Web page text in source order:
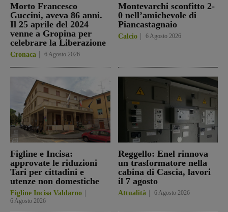
Morto Francesco
Guccini, aveva 86 anni.
Il 25 aprile del 2024
venne a Gropina per
celebrare la Liberazione
Cronaca 6 Agosto 2026
Montevarchi sconfitto 2-
0 nell’amichevole di
Piancastagnaio
Calcio 6 Agosto 2026
Figline e Incisa:
approvate le riduzioni
Tari per cittadini e
utenze non domestiche
Figline Incisa Valdarno
6 Agosto 2026
Reggello: Enel rinnova
un trasformatore nella
cabina di Cascia, lavori
il 7 agosto
Attualità 6 Agosto 2026